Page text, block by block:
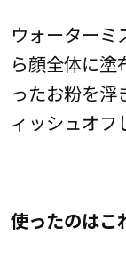
ウォーター
ら顔全体に塗
ったお粉を浮
ィッシュオフ
使ったのはこ